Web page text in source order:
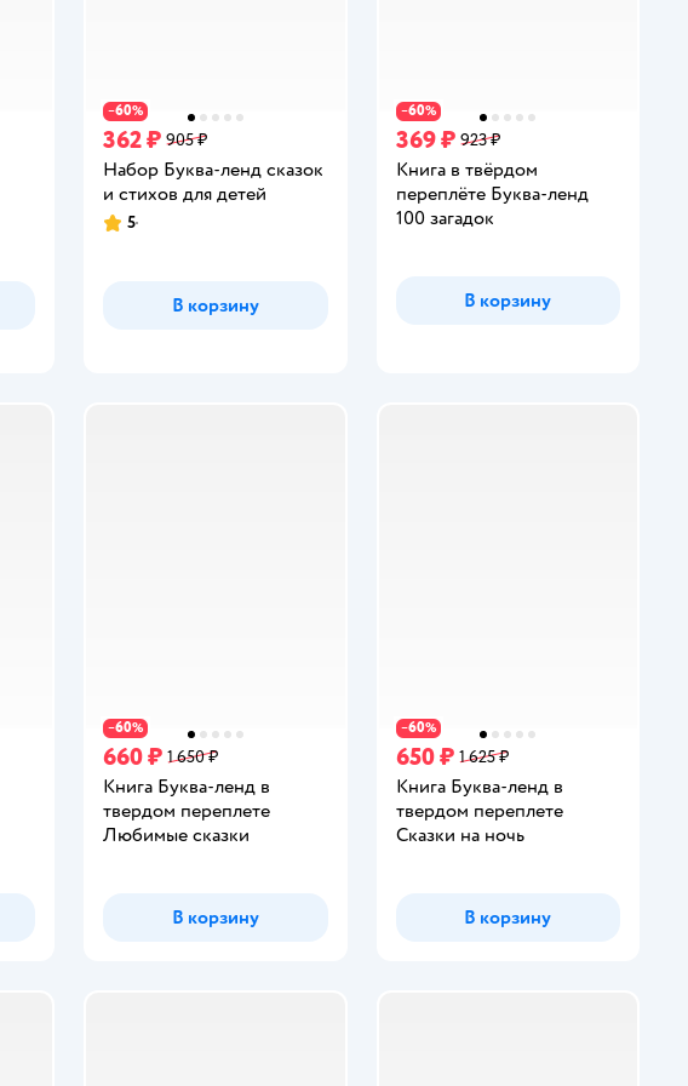
−60%
362 ₽ 905 ₽
Набор Буква-ленд сказок
и стихов для детей
Рейтинг:
5
В корзину
−60%
369 ₽ 923 ₽
Книга в твёрдом
переплёте Буква-ленд
100 загадок
В корзину
−60%
660 ₽ 1 650 ₽
Книга Буква-ленд в
твердом переплете
Любимые сказки
В корзину
−60%
650 ₽ 1 625 ₽
Книга Буква-ленд в
твердом переплете
Сказки на ночь
В корзину